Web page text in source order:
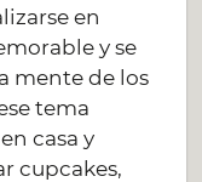
en
y se
mente de los
tema
casa y
cupcakes,